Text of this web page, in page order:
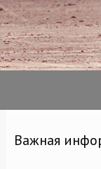
Важная